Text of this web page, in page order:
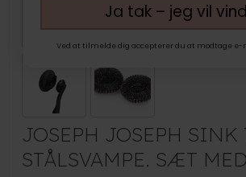
JOSEPH JOSEPH SINK
STÅLSVAMPE. SÆT
Ja tak – jeg vil
Ved at tilmelde dig accepterer du at modtage